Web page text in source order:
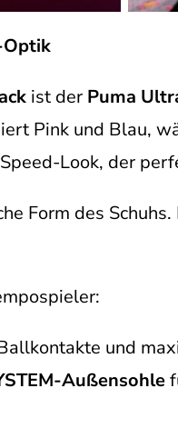
Optik
ist der Puma
Pink und Blau,
Look, der
Form des
und
Außensohle